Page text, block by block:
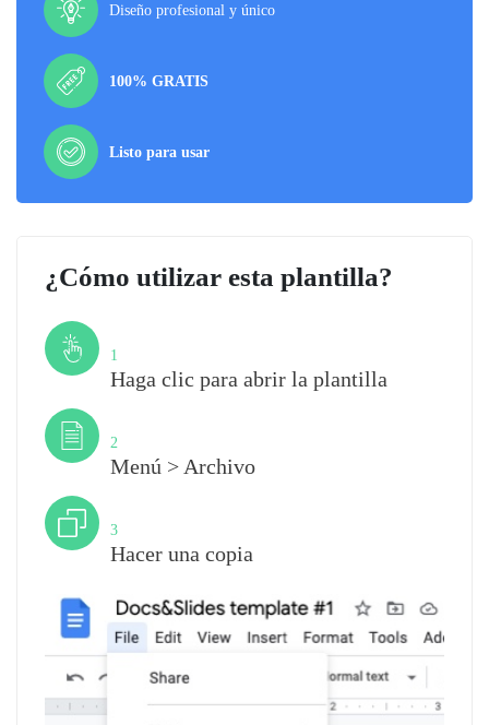
Diseño profesional y único
100% GRATIS
Listo para usar
¿Cómo utilizar esta plantilla?
1
Haga clic para abrir la plantilla
2
Menú > Archivo
3
Hacer una copia